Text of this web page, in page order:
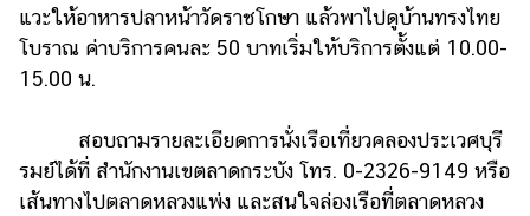
แต่งงาน
แม่
และ
สัตว์
เลี้ยง
แวะให้อาหารปลาหน้าวัดราชโกษา แล้วพาไปดูบ้านทรงไทย
โบราณ ค่าบริการคนละ 50 บาทเริ่มให้บริการตั้งแต่ 10.00-
15.00 น.
สอบถามรายละเอียดการนั่งเรือเที่ยวคลองประเวศบุรี
รมย์ได้ที่ สำนักงานเขตลาดกระบัง โทร. 0-2326-9149 หรือ
เส้นทางไปตลาดหลวงแพ่ง และสนใจล่องเรือที่ตลาดหลวง